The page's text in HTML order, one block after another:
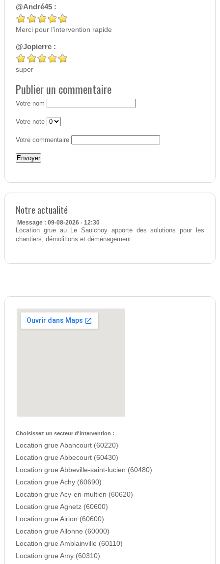
@André45 :
Merci pour l'intervention rapide
@Jopierre :
super
Publier un commentaire
Votre nom
Votre note
Votre commentaire
Notre actualité
Message : 09-08-2026 - 12:30
Location grue au Le Saulchoy apporte des solutions pour les
chantiers, démolitions et déménagement
Choisissez un secteur d'intervention :
Location grue Abancourt (60220)
Location grue Abbecourt (60430)
Location grue Abbeville-saint-lucien (60480)
Location grue Achy (60690)
Location grue Acy-en-multien (60620)
Location grue Agnetz (60600)
Location grue Airion (60600)
Location grue Allonne (60000)
Location grue Amblainville (60110)
Location grue Amy (60310)